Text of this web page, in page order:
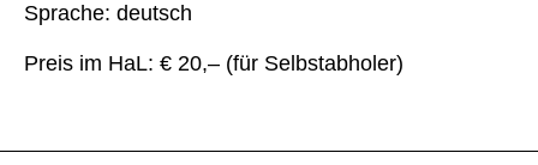
Sprache: deutsch
Preis im HaL: € 20,– (für Selbstabholer)